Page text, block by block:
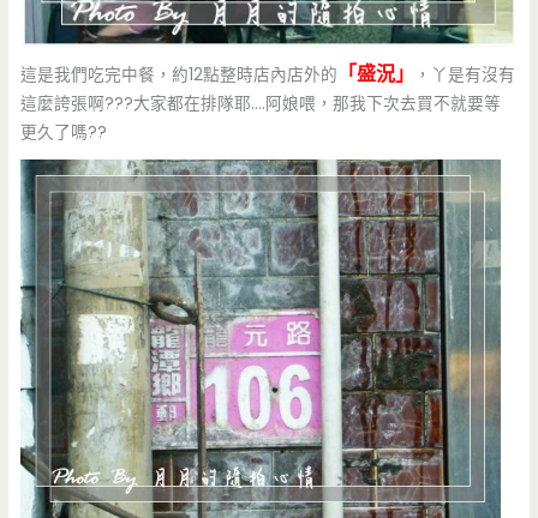
這是我們吃完中餐，約12點整時店內店外的 「盛況」
，丫是有沒有
這麼誇張啊???大家都在排隊耶….阿娘喂，那我下次去買不就要等
更久了嗎??